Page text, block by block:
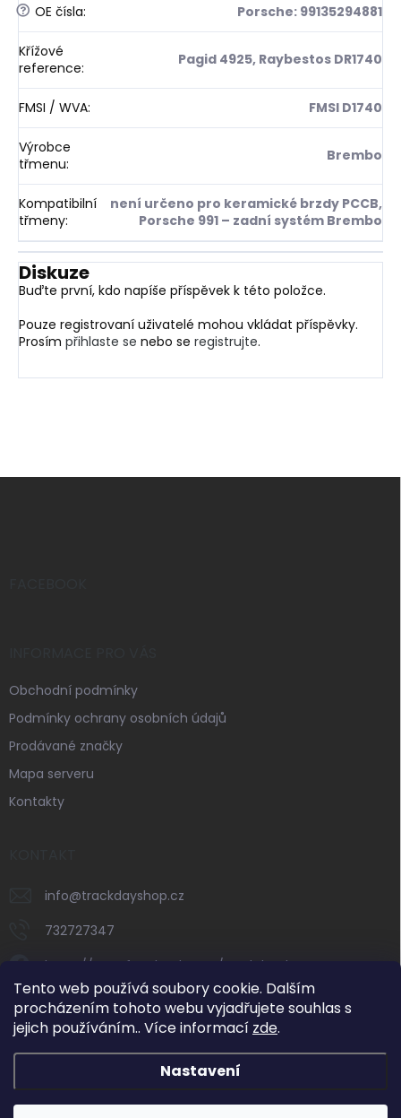
Tento web používá soubory cookie. Dalším
procházením tohoto webu vyjadřujete souhlas s
jejich používáním.. Více informací zde.
Nastavení
Dovolená 31. 7.–8. 8. 2026: e-shop zůstává v
období omezená. Standardní vyřizování
? OE čísla: Porsche: 99135294881
Křížové
reference: Pagid 4925, Raybestos DR1740
FMSI / WVA: FMSI D1740
Výrobce
třmenu: Brembo
Kompatibilní
třmeny:
není určeno pro keramické brzdy PCCB,
Porsche 991 – zadní systém Brembo
Diskuze
Buďte první, kdo napíše příspěvek k této položce.
Pouze registrovaní uživatelé mohou vkládat příspěvky.
Prosím přihlaste se nebo se registrujte.
Z
Obchodní podmínky
Podmínky ochrany osobních údajů
Prodávané značky
Mapa serveru
Kontakty
info@trackdayshop.cz
732727347
https://www.facebook.com/trackdayshop
trackdayshop
732727347